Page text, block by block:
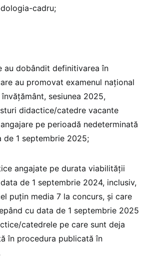
cadru;
au dobândit definitivarea în
au promovat examenul național
sesiunea 2025,
didactice/catedre vacante
pe perioadă nedeterminată
de 1 septembrie 2025;
angajate pe durata viabilității
de 1 septembrie 2024, inclusiv,
puțin media 7 la concurs, și care
cu data de 1 septembrie 2025
catedrele pe care sunt deja
în procedura publicată în